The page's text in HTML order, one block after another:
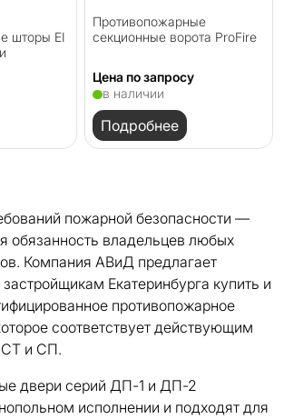
шторы EI
Противопожарные
секционные ворота ProFire
Цена по запросу
в наличии
Подробнее
пожарной безопасности —
обязанность владельцев любых
Компания АВиД предлагает
Екатеринбурга купить и
противопожарное
соответствует действующим
и СП.
двери серий ДП-1 и ДП-2
исполнении и подходят для